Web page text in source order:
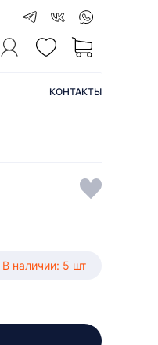
КОНТАКТЫ
В наличии: 5 шт